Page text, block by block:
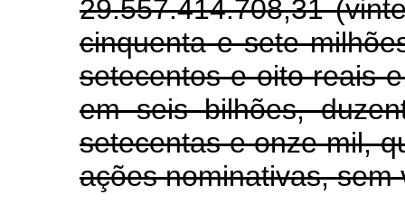
29.557.414.708,31
cinquenta e sete
setecentos e oito reais
em seis bilhões,
setecentas e onze mil,
ações nominativas, sem